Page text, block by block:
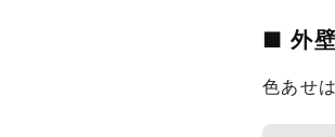
■ 外
色あせ